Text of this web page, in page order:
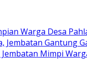
Warga Desa
Jembatan Gantung
Mimpi